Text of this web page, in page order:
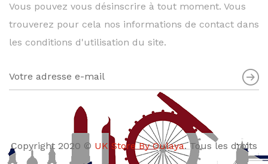
Vous pouvez vous désinscrire à tout moment. Vous
trouverez pour cela nos informations de contact dans
les conditions d'utilisation du site.
Copyright 2020 © UK Store By Oulaya. Tous les droits